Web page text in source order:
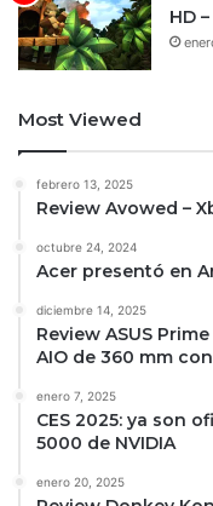
HD
Most Viewed
febrero 13, 2025
Review Avowed –
octubre 24, 2024
Acer presentó en
diciembre 14, 2025
Review ASUS
AIO de 360 mm
enero 7, 2025
CES 2025: ya son
5000 de NVIDIA
enero 20, 2025